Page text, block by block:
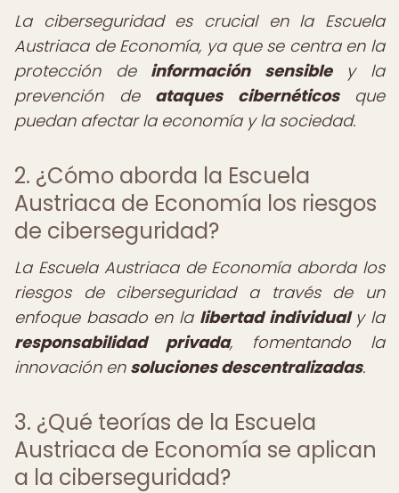
La ciberseguridad es crucial en la Escuela
Austriaca de Economía, ya que se centra en la
protección de información sensibley la
prevención de ataques cibernéticosque
puedan afectar la economía y la sociedad.
2. ¿Cómo aborda la Escuela
Austriaca de Economía los riesgos
de ciberseguridad?
La Escuela Austriaca de Economía aborda los
riesgos de ciberseguridad a través de un
enfoque basado en la libertad individualy la
responsabilidad privada, fomentando la
innovación en soluciones descentralizadas.
3. ¿Qué teorías de la Escuela
Austriaca de Economía se aplican
a la ciberseguridad?